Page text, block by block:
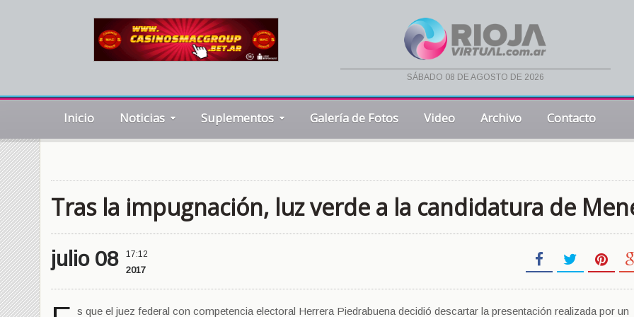
sábado 08 de agosto de 2026
Inicio Noticias Suplementos Galería de Fotos Video Archivo Contacto
Tras la impugnación, luz verde a la candidatura de
julio 08 17:12
2017
s que el juez federal con competencia electoral Herrera Piedrabuena decidió descartar la presentación realizada por un